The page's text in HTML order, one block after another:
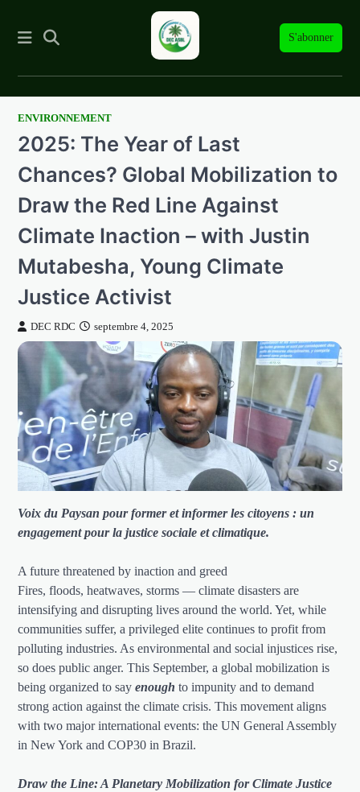
S'abonner
SkipENVIRONNEMENT
2025: The Year of Last
Chances? Global Mobilization to
Draw the Red Line Against
Climate Inaction – with Justin
Mutabesha, Young Climate
Justice Activist
DEC RDC septembre 4, 2025
Voix du Paysan pour former et informer les citoyens : un
engagement pour la justice sociale et climatique.
A future threatened by inaction and greed
Fires, floods, heatwaves, storms — climate disasters are
intensifying and disrupting lives around the world. Yet, while
communities suffer, a privileged elite continues to profit from
polluting industries. As environmental and social injustices rise,
so does public anger. This September, a global mobilization is
being organized to sayenough to impunity and to demand
strong action against the climate crisis. This movement aligns
with two major international events: the UN General Assembly
in New York and COP30 in Brazil.
Draw the Line: A Planetary Mobilization for Climate Justice